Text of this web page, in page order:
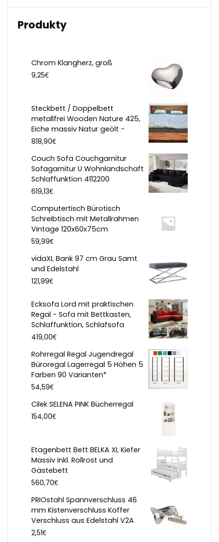
Produkty
Chrom Klangherz, groß
9,25€
Steckbett / Doppelbett
metallfrei Wooden Nature 425,
Eiche massiv Natur geölt -
818,90€
Couch Sofa Couchgarnitur
Sofagarnitur U Wohnlandschaft
Schlaffunktion 4112200
619,13€
Computertisch Bürotisch
Schreibtisch mit Metallrahmen
Vintage 120x60x75cm
59,99€
vidaXL Bank 97 cm Grau Samt
und Edelstahl
121,99€
Ecksofa Lord mit praktischen
Regal - Sofa mit Bettkasten,
Schlaffunktion, Schlafsofa
419,00€
Rohrregal Regal Jugendregal
Büroregal Lagerregal 5 Höhen 5
Farben 90 Varianten*
54,59€
Cilek SELENA PINK Bücherregal
154,00€
Etagenbett Bett BELKA XL Kiefer
Massiv inkl. Rollrost und
Gästebett
560,70€
PRIOstahl Spannverschluss 46
mm Kistenverschluss Koffer
Verschluss aus Edelstahl V2A
2,51€